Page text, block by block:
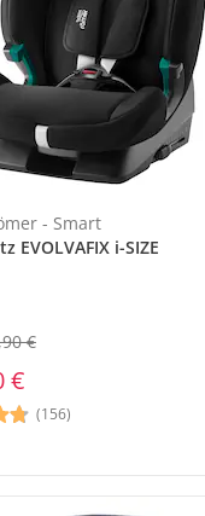
- Smart
EVOLVAFIX i-SIZE
€
€
(156)